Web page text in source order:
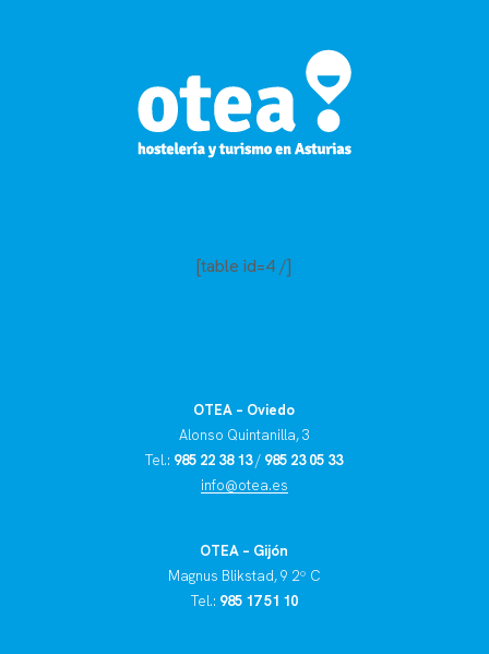
[table id=4 /]
OTEA – Oviedo
Alonso Quintanilla, 3
Tel.: 985 22 38 13/ 985 23 05 33
info@otea.es
OTEA – Gijón
Magnus Blikstad, 9 2º C
Tel.: 985 17 51 10